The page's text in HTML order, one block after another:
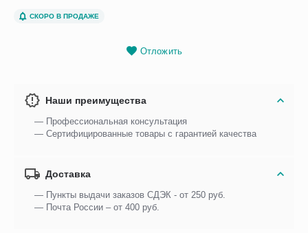
СКОРО В ПРОДАЖЕ
Отложить
Наши преимущества
— Профессиональная консультация
— Сертифицированные товары с гарантией качества
Доставка
— Пункты выдачи заказов СДЭК - от 250 руб.
— Почта России – от 400 руб.